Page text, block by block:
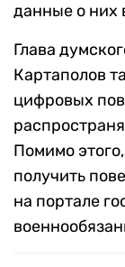
данные о них
Глава
Картаполов
цифровых
Помимо
получить
на портале